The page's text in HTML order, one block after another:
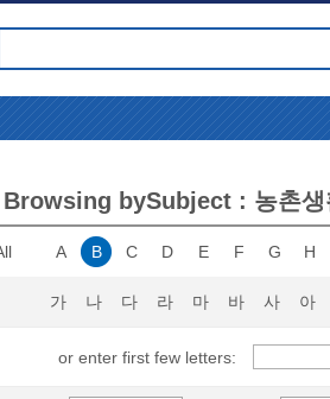
Browsing bySubject : 농촌생
A B C D E F G H
가 나 다 라 마 바 사 아
or enter first few letters: